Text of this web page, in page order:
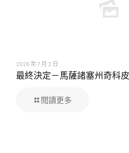
2026 年 7 月 2 日
最終決定－馬薩諸塞州奇科
閱讀更多